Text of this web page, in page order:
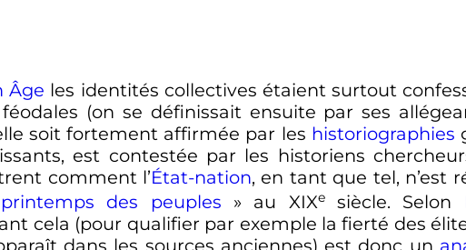
Âge les identités collectives étaient surtout
(on se définissait ensuite par ses
soit fortement affirmée par les historiographies
est contestée par les historiens
comment l’État-nation, en tant que tel, n’est
printemps des peuples » au XIXe siècle. Selon
cela (pour qualifier par exemple la fierté des
dans les sources anciennes) est donc un